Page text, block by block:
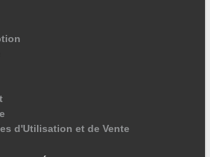
d'Utilisation et de Vente